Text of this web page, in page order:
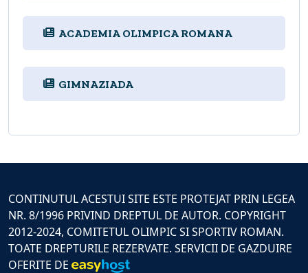
ACADEMIA OLIMPICA ROMANA
GIMNAZIADA
CONTINUTUL ACESTUI SITE ESTE PROTEJAT PRIN LEGEA
NR. 8/1996 PRIVIND DREPTUL DE AUTOR. COPYRIGHT
2012-2024, COMITETUL OLIMPIC SI SPORTIV ROMAN.
TOATE DREPTURILE REZERVATE. SERVICII DE GAZDUIRE
OFERITE DE